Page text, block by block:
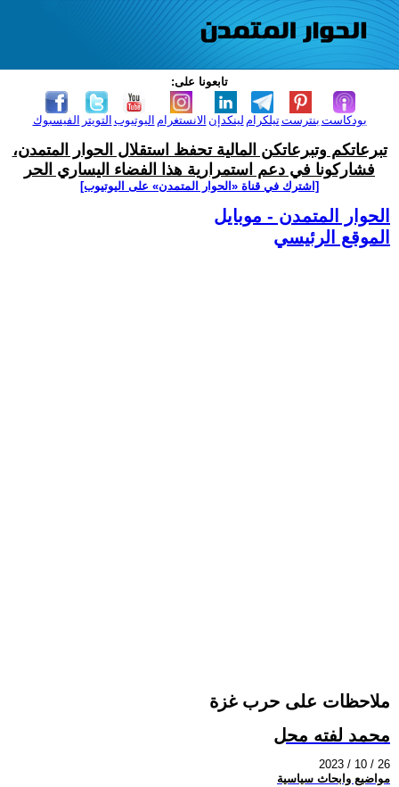
تابعونا على:
الفيسبوك التويتر اليوتيوب الانستغرام لينكدإن تيلكرامبنترست بودكاست
تبرعاتكم وتبرعاتكن المالية تحفظ استقلال الحوار المتمدن،
فشاركونا في دعم استمرارية هذا الفضاء اليساري الحر
[اشترك في قناة ‫«الحوار المتمدن» على اليوتيوب]
الحوار المتمدن - موبايل
الموقع الرئيسي
ملاحظات على حرب غزة
محمد لفته محل
2023 / 10 / 26
مواضيع وابحاث سياسية